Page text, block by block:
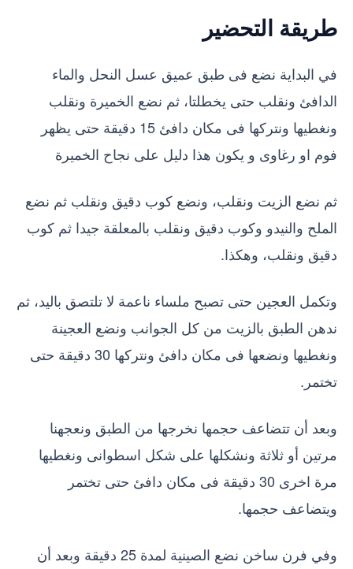
طريقة التحضير
في البداية نضع فى طبق عميق عسل النحل والماء
الدافئ ونقلب حتى يخطلتا، ثم نضع الخميرة ونقلب
ونغطيها ونتركها فى مكان دافئ 15 دقيقة حتى يظهر
فوم او رغاوى و يكون هذا دليل على نجاح الخميرة
ثم نضع الزيت ونقلب، ونضع كوب دقيق ونقلب ثم نضع
الملح والنيدو وكوب دقيق ونقلب بالمعلقة جيدا ثم كوب
دقيق ونقلب، وهكذا.
وتكمل العجين حتى تصبح ملساء ناعمة لا تلتصق باليد، ثم
ندهن الطبق بالزيت من كل الجوانب ونضع العجينة
ونغطيها ونضعها فى مكان دافئ ونتركها 30 دقيقة حتى
تختمر.
وبعد أن تتضاعف حجمها نخرجها من الطبق ونعجهنا
مرتين أو ثلاثة ونشكلها على شكل اسطوانى ونغطيها
مرة اخرى 30 دقيقة فى مكان دافئ حتى تختمر
ويتضاعف حجمها.
وفي فرن ساخن نضع الصينية لمدة 25 دقيقة وبعد أن